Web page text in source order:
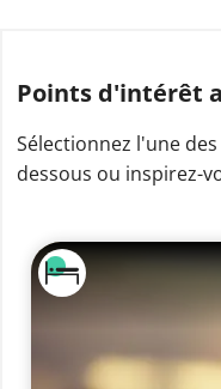
Points d'intérêt
Sélectionnez l'une
dessous ou inspirez-